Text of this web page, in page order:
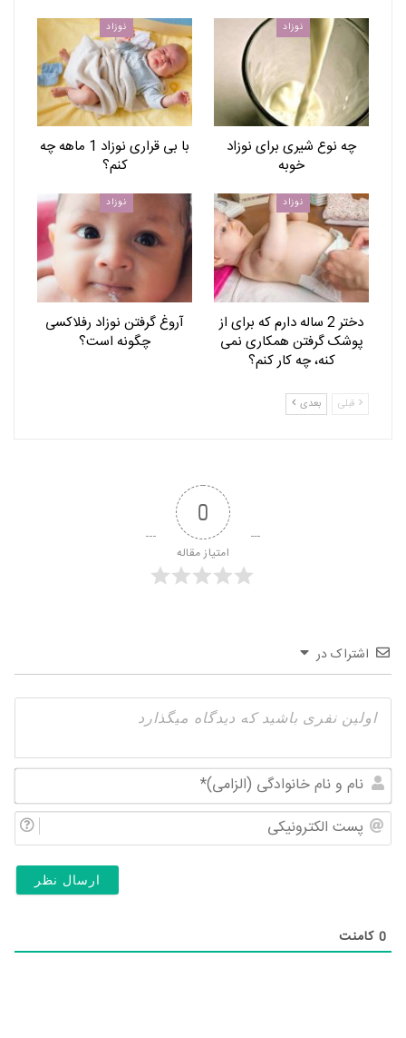
نوزاد
چه نوع شیری برای نوزاد
خوبه
نوزاد
با بی قراری نوزاد 1 ماهه چه
کنم؟
نوزاد
دختر 2 ساله دارم که برای از
پوشک گرفتن همکاری نمی
کنه، چه کار کنم؟
نوزاد
آروغ گرفتن نوزاد رفلاکسی
چگونه است؟
قبلی بعدی
0
امتیاز مقاله
اشتراک در
و
0 کامنت